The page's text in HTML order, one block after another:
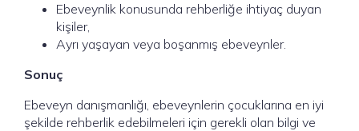
Ebeveynlik konusunda rehberliğe ihtiyaç duyan
kişiler,
Ayrı yaşayan veya boşanmış ebeveynler.
Sonuç
Ebeveyn danışmanlığı, ebeveynlerin çocuklarına en iyi
şekilde rehberlik edebilmeleri için gerekli olan bilgi ve